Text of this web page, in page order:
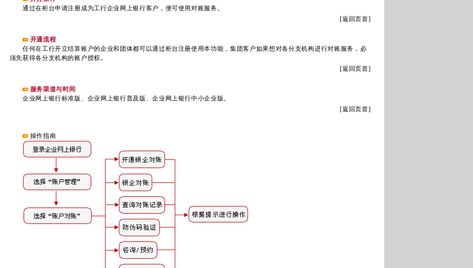
通过在柜台申请注册成为工行企业网上银行客户，便可使用对账服务。
[返回页首]
开通流程
任何在工行开立结算账户的企业和团体都可以通过柜台注册使用本功能，集团客户如果想对各分支机构进行对账服务，必
须先获得各分支机构的账户授权。
[返回页首]
服务渠道与时间
企业网上银行标准版、企业网上银行普及版、企业网上银行中小企业版。
[返回页首]
操作指南